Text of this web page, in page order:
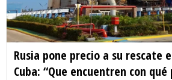
Rusia pone precio a su rescate
Cuba: “Que encuentren con qué